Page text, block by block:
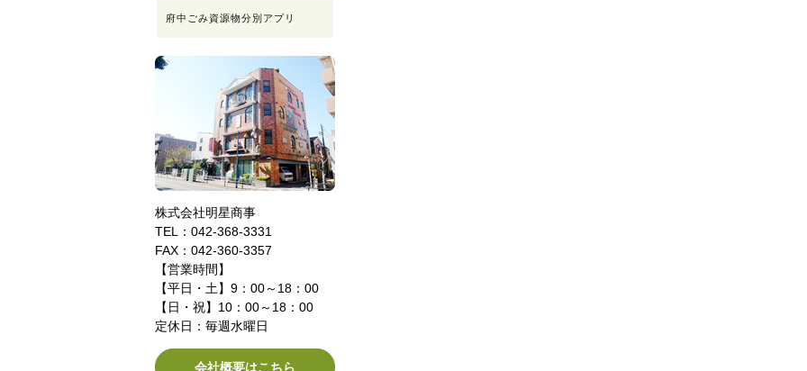
府中ごみ資源物分別アプリ
株式会社明星商事
TEL：042-368-3331
FAX：042-360-3357
【営業時間】
【平日・土】9：00～18：00
【日・祝】10：00～18：00
定休日：毎週水曜日
会社概要はこちら